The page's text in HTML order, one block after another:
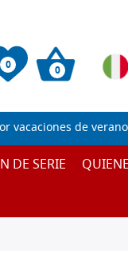
0 0
vacaciones de
DE SERIE